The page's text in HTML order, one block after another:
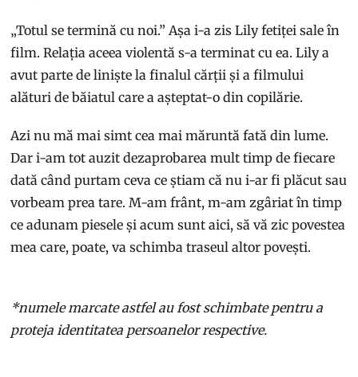
„Totul se termină cu noi.” Așa i-a zis Lily fetiței sale în
film. Relația aceea violentă s-a terminat cu ea. Lily a
avut parte de liniște la finalul cărții și a filmului
alături de băiatul care a așteptat-o din copilărie.
Azi nu mă mai simt cea mai măruntă fată din lume.
Dar i-am tot auzit dezaprobarea mult timp de fiecare
dată când purtam ceva ce știam că nu i-ar fi plăcut sau
vorbeam prea tare. M-am frânt, m-am zgâriat în timp
ce adunam piesele și acum sunt aici, să vă zic povestea
mea care, poate, va schimba traseul altor povești.
*numele marcate astfel au fost schimbate pentru a
proteja identitatea persoanelor respective.